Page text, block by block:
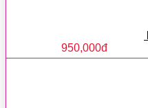
950,000đ